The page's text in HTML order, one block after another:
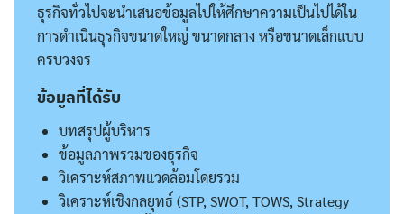
สำหรับ:
ธุรกิจทั่วไปจะนำเสนอข้อมูลไปให้ศึกษาความเป็นไปได้ใน
การดำเนินธุรกิจขนาดใหญ่ ขนาดกลาง หรือขนาดเล็กแบบ
ครบวงจร
ข้อมูลที่ได้รับ
บทสรุปผู้บริหาร
ข้อมูลภาพรวมของธุรกิจ
วิเคราะห์สภาพแวดล้อมโดยรวม
วิเคราะห์เชิงกลยุทธ์ (STP, SWOT, TOWS, Strategy